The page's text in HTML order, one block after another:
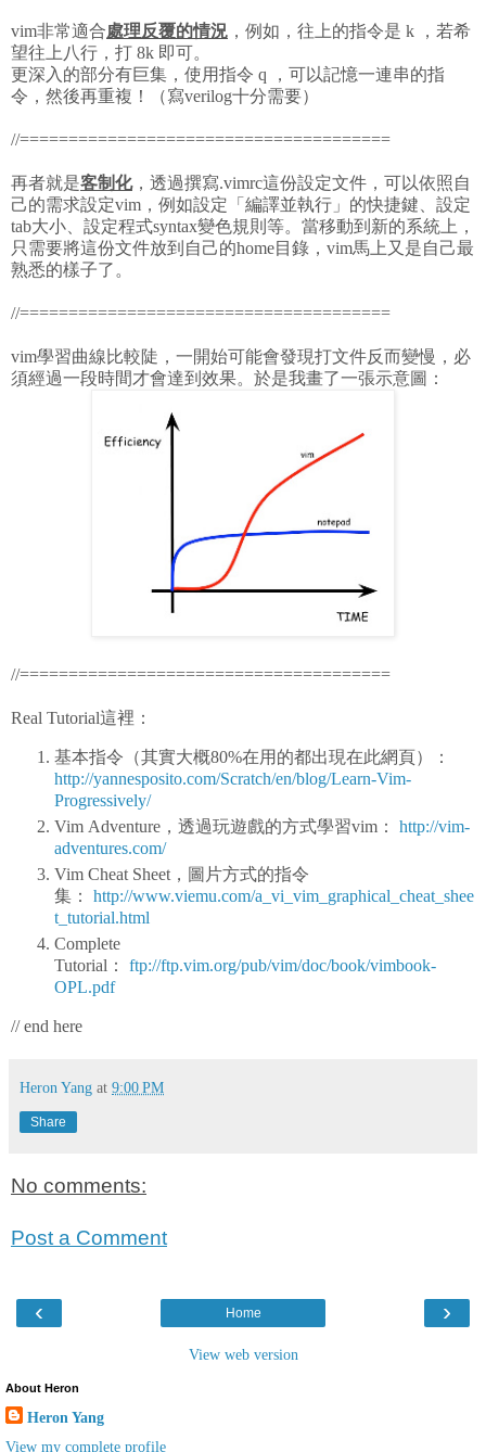
vim非常適合處理反覆的情況 ，例如，往上的指令是 k ，若希
望往上八行，打 8k 即可。
更深入的部分有巨集，使用指令 q ，可以記憶一連串的指
令，然後再重複！（寫verilog十分需要）
//======================================
再者就是客制化，透過撰寫.vimrc這份設定文件，可以依照自
己的需求設定vim，例如設定「編譯並執行」的快捷鍵、設定
tab大小、設定程式syntax變色規則等。當移動到新的系統上，
只需要將這份文件放到自己的home目錄，vim馬上又是自己最
熟悉的樣子了。
//======================================
vim學習曲線比較陡，一開始可能會發現打文件反而變慢，必
須經過一段時間才會達到效果。於是我畫了一張示意圖：
//======================================
Real Tutorial這裡：
基本指令（其實大概80%在用的都出現在此網頁）：
http://yannesposito.com/Scratch/en/blog/Learn-Vim-
Progressively/
Vim Adventure，透過玩遊戲的方式學習vim： http://vim-
adventures.com/
Vim Cheat Sheet，圖片方式的指令
集： http://www.viemu.com/a_vi_vim_graphical_cheat_shee
t_tutorial.html
Complete
Tutorial： ftp://ftp.vim.org/pub/vim/doc/book/vimbook-
OPL.pdf
// end here
Heron Yang at 9:00 PM
Share
No comments:
Post a Comment
‹ ›
Home
View web version
About Heron
Heron Yang
View my complete profile